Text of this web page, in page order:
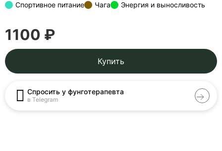
Спортивное питание
Чага Энергия и выносливость
1100 ₽
Купить
Спросить у фунготерапевта
в Telegram